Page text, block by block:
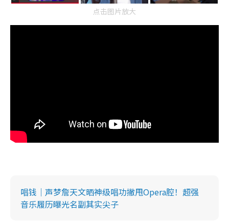
点击图片放大
唱钱｜声梦詹天文晒神级唱功撇甩Opera腔！超强
音乐履历曝光名副其实尖子